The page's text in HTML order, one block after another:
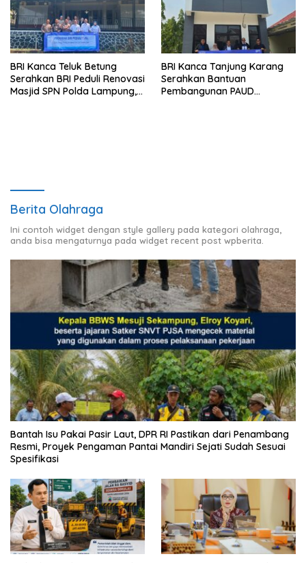
BRI Kanca Teluk Betung
Serahkan BRI Peduli Renovasi
Masjid SPN Polda Lampung,
BRI Kanca Tanjung Karang
Serahkan Bantuan
Pembangunan PAUD
Berita Olahraga
Ini contoh widget dengan style gallery pada kategori olahraga,
anda bisa mengaturnya pada widget recent post wpberita.
Bantah Isu Pakai Pasir Laut, DPR RI Pastikan dari Penambang
Resmi, Proyek Pengaman Pantai Mandiri Sejati Sudah Sesuai
Spesifikasi